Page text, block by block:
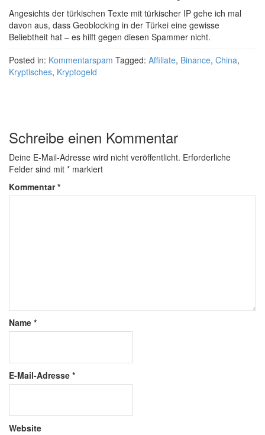
Angesichts der türkischen Texte mit türkischer IP gehe ich mal
davon aus, dass Geoblocking in der Türkei eine gewisse
Beliebtheit hat – es hilft gegen diesen Spammer nicht.
Posted in: Kommentarspam Tagged: Affiliate, Binance, China,
Kryptisches, Kryptogeld
Schreibe einen Kommentar
Deine E-Mail-Adresse wird nicht veröffentlicht. Erforderliche
Felder sind mit * markiert
Kommentar*
Name *
E-Mail-Adresse *
Website